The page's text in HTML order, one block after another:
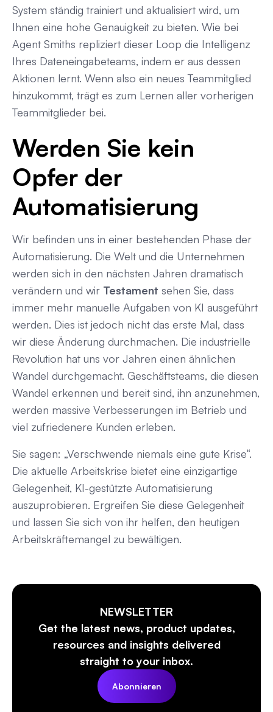
System ständig trainiert und aktualisiert wird, um
Ihnen eine hohe Genauigkeit zu bieten. Wie bei
Agent Smiths repliziert dieser Loop die Intelligenz
Ihres Dateneingabeteams, indem er aus dessen
Aktionen lernt. Wenn also ein neues Teammitglied
hinzukommt, trägt es zum Lernen aller vorherigen
Teammitglieder bei.
Werden Sie kein
Opfer der
Automatisierung
Wir befinden uns in einer bestehenden Phase der
Automatisierung. Die Welt und die Unternehmen
werden sich in den nächsten Jahren dramatisch
verändern und wir Testament sehen Sie, dass
immer mehr manuelle Aufgaben von KI ausgeführt
werden. Dies ist jedoch nicht das erste Mal, dass
wir diese Änderung durchmachen. Die industrielle
Revolution hat uns vor Jahren einen ähnlichen
Wandel durchgemacht. Geschäftsteams, die diesen
Wandel erkennen und bereit sind, ihn anzunehmen,
werden massive Verbesserungen im Betrieb und
viel zufriedenere Kunden erleben.
Sie sagen: „Verschwende niemals eine gute Krise“.
Die aktuelle Arbeitskrise bietet eine einzigartige
Gelegenheit, KI-gestützte Automatisierung
auszuprobieren. Ergreifen Sie diese Gelegenheit
und lassen Sie sich von ihr helfen, den heutigen
Arbeitskräftemangel zu bewältigen.
NEWSLETTER
Get the latest news, product updates,
resources and insights delivered
straight to your inbox.
Abonnieren